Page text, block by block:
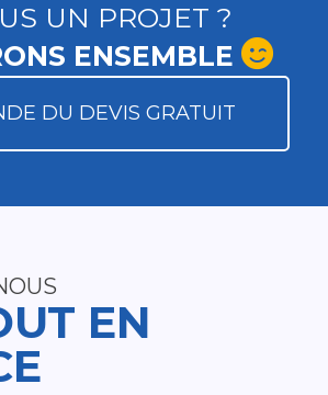
UN PROJET ?
ENSEMBLE
DU DEVIS GRATUIT
EN